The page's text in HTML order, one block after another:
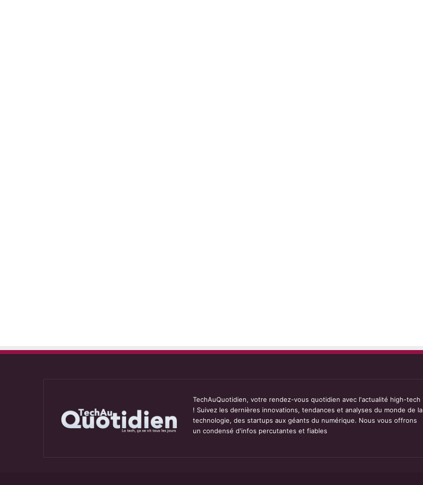
TechAuQuotidien, votre rendez-vous quotidien avec l'actualité high-tech
! Suivez les dernières innovations, tendances et analyses du monde de la
technologie, des startups aux géants du numérique. Nous vous offrons
un condensé d'infos percutantes et fiables